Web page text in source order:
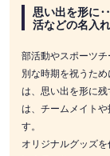
思い出を形に
活などの名入
部活動やスポーツ
別な時期を祝うた
は、思い出を形に
は、チームメイト
す。
オリジナルグッズ